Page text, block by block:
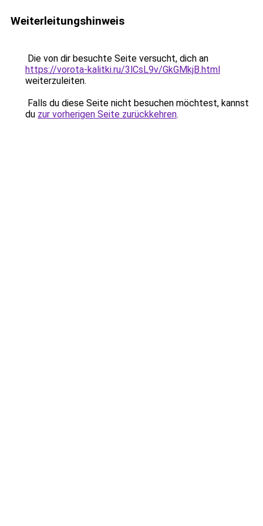
Weiterleitungshinweis
Die von dir besuchte Seite versucht, dich an
https://vorota-kalitki.ru/3lCsL9v/GkGMkjB.html
weiterzuleiten.
Falls du diese Seite nicht besuchen möchtest, kannst
du zur vorherigen Seite zurückkehren.